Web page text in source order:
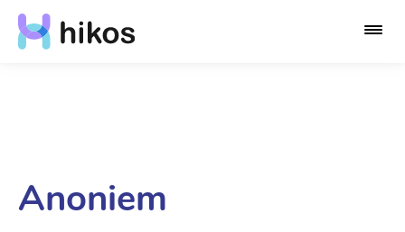
Anoniem